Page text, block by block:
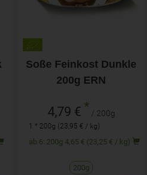
Soße Feinkost Dunkle
200g ERN
4,79 € * / 200g
1 * 200g (23,95 € / kg)
ab 6: 200g 4,65 € (23,25 € / kg)
200g